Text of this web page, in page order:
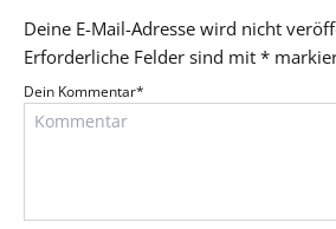
Deine E-Mail-Adresse wird nicht
Erforderliche Felder sind mit *
Dein Kommentar*